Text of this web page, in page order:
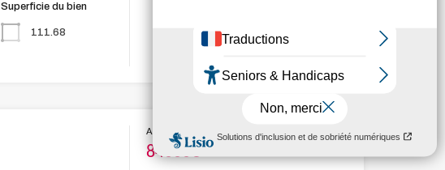
Superficie du bien
111.68
Acheter
84000€